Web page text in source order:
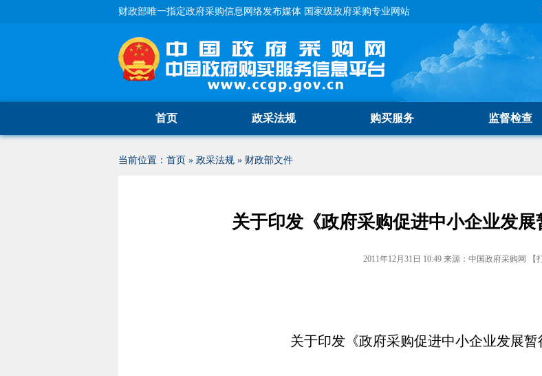
财政部唯一指定政府采购信息网络发布媒体 国家级政府采购专业网站
首页 政采法规 购买服务 监督检查
当前位置： 首页 » 政采法规 » 财政部文件
关于印发《政府采购促进中小企业发
2011年12月31日 10:49 来源： 中国政府采购网 【
关于印发《政府采购促进中小企业发展